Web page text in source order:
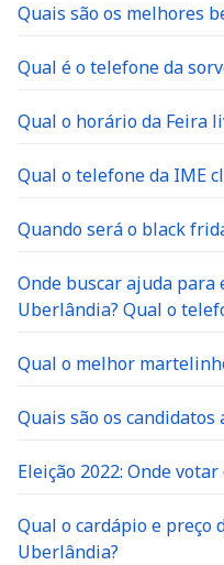
Quais são os melhores
Qual é o telefone da
Qual o horário da Feira
Qual o telefone da IME
Quando será o black
Onde buscar ajuda
Uberlândia? Qual o
Qual o melhor
Quais são os candidatos
Eleição 2022: Onde
Qual o cardápio e preço
Uberlândia?